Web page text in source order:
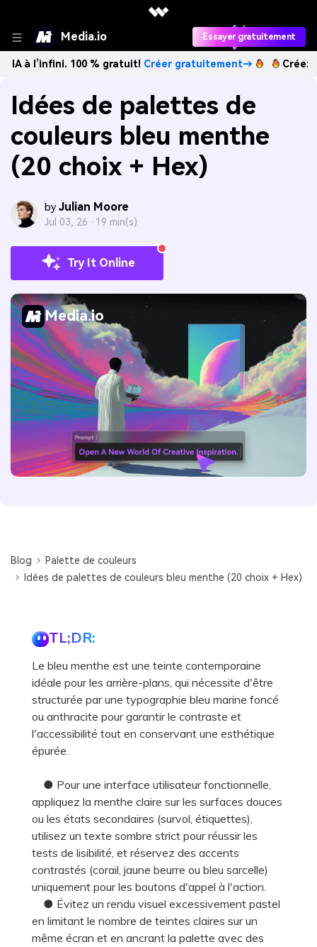
Media.io Essayer gratuitement
100 % gratuit!Créer gratuitement→ Créez des
Idées de palettes de
couleurs bleu menthe
(20 choix + Hex)
by Julian Moore
Jul 03, 26 · 19 min(s)
Try It Online
Media.io
Blog
Palette de couleurs
Idées de palettes de couleurs bleu menthe (20 choix + Hex)
TL;DR:
Le bleu menthe est une teinte contemporaine
idéale pour les arrière-plans, qui nécessite d'être
structurée par une typographie bleu marine foncé
ou anthracite pour garantir le contraste et
l'accessibilité tout en conservant une esthétique
épurée.
● Pour une interface utilisateur fonctionnelle,
appliquez la menthe claire sur les surfaces douces
ou les états secondaires (survol, étiquettes),
utilisez un texte sombre strict pour réussir les
tests de lisibilité, et réservez des accents
contrastés (corail, jaune beurre ou bleu sarcelle)
uniquement pour les boutons d'appel à l'action.
● Évitez un rendu visuel excessivement pastel
en limitant le nombre de teintes claires sur un
même écran et en ancrant la palette avec des